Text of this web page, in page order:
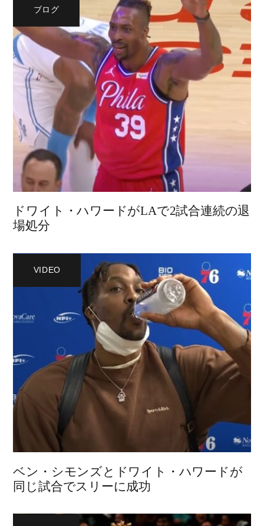
ブログ
ドワイト・ハワードがLAで2試合連続の退
場処分
VIDEO
ベン・シモンズとドワイト・ハワードが
同じ試合でスリーに成功